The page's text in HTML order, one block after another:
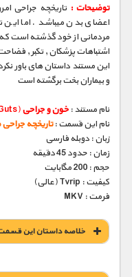
توضیحات :تاریخچه جراحی
اعضای بدن میباشد . اما این
مردمانی از خود گذشته است
اشتباهات پزشکان , تکبر ,
این مستند داستان های باور
و بیماران بخت برگشته است
نام مستند : خون و جراحی(Blood And Guts)
نام این قسمت :تاریخچه جراحی
زبان : دوبله فارسی
زمان : حدود 45 دقیقه
حجم : 200 مگابایت
کیفیت : Tvrip (عالی)
فرمت : MKV
خلاصه داستان این